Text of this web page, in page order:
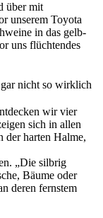
über mit
unserem Toyota
in das gelb-
uns flüchtendes
nicht so wirklich
wir vier
sich in allen
der harten Halme,
„Die silbrig
Bäume oder
deren fernstem